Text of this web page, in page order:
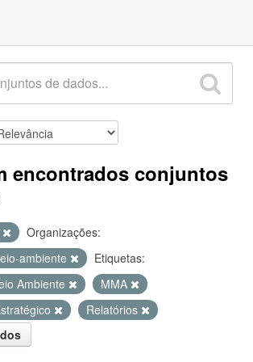
encontrados conjuntos
Organizações:
ambiente
Etiquetas:
Ambiente
MMA
Relatórios